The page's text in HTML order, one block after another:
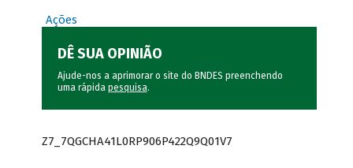
Ações
DÊ SUA OPINIÃO
Ajude-nos a aprimorar o site do BNDES preenchendo
uma rápida pesquisa.
Z7_7QGCHA41L0RP906P422Q9Q01V7